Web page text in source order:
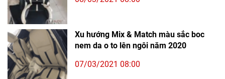
Xu hướng Mix & Match màu sắc boc
nem da o to lên ngôi năm 2020
07/03/2021 08:00